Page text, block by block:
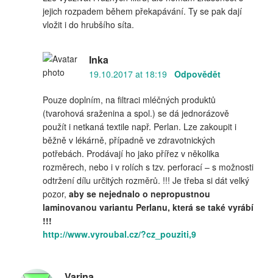
jejich rozpadem během překapávání. Ty se pak dají
vložit i do hrubšího síta.
Inka
19.10.2017 at 18:19 Odpovědět
Pouze doplním, na filtraci mléčných produktů
(tvarohová sraženina a spol.) se dá jednorázově
použít i netkaná textile např. Perlan. Lze zakoupit i
běžně v lékárně, případně ve zdravotnických
potřebách. Prodávají ho jako přířez v několika
rozměrech, nebo i v rolích s tzv. perforací – s možnosti
odtržení dílu určitých rozměrů. !!! Je třeba si dát velký
pozor, aby se nejednalo o nepropustnou
laminovanou variantu Perlanu, která se také vyrábí
!!!
http://www.vyroubal.cz/?cz_pouziti,9